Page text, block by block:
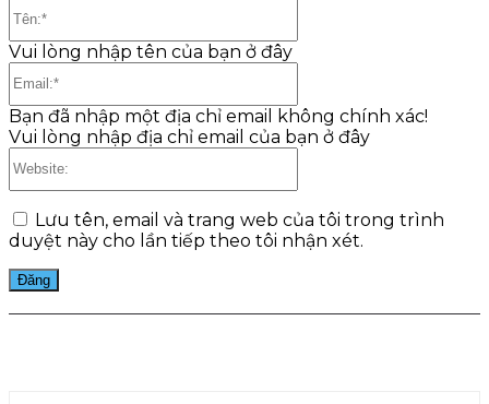
Vui lòng nhập tên của bạn ở đây
Bạn đã nhập một địa chỉ email không chính xác!
Vui lòng nhập địa chỉ email của bạn ở đây
Lưu tên, email và trang web của tôi trong trình
duyệt này cho lần tiếp theo tôi nhận xét.